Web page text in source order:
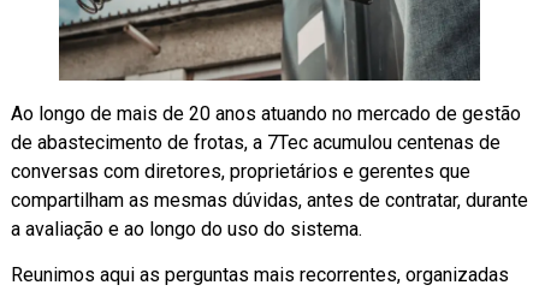
Ao longo de mais de 20 anos atuando no mercado de gestão
de abastecimento de frotas, a 7Tec acumulou centenas de
conversas com diretores, proprietários e gerentes que
compartilham as mesmas dúvidas, antes de contratar, durante
a avaliação e ao longo do uso do sistema.
Reunimos aqui as perguntas mais recorrentes, organizadas